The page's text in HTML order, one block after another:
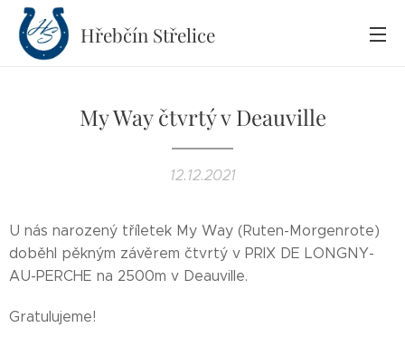
Hřebčín Střelice
My Way čtvrtý v Deauville
12.12.2021
U nás narozený tříletek My Way (Ruten-Morgenrote)
doběhl pěkným závěrem čtvrtý v PRIX DE LONGNY-
AU-PERCHE na 2500m v Deauville.
Gratulujeme!